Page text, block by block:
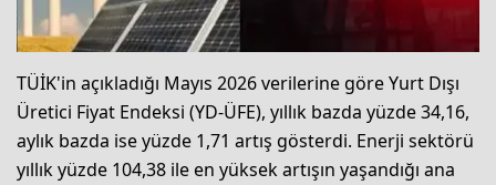
TÜİK'in açıkladığı Mayıs 2026 verilerine göre Yurt Dışı
Üretici Fiyat Endeksi (YD-ÜFE), yıllık bazda yüzde 34,16,
aylık bazda ise yüzde 1,71 artış gösterdi. Enerji sektörü
yıllık yüzde 104,38 ile en yüksek artışın yaşandığı ana